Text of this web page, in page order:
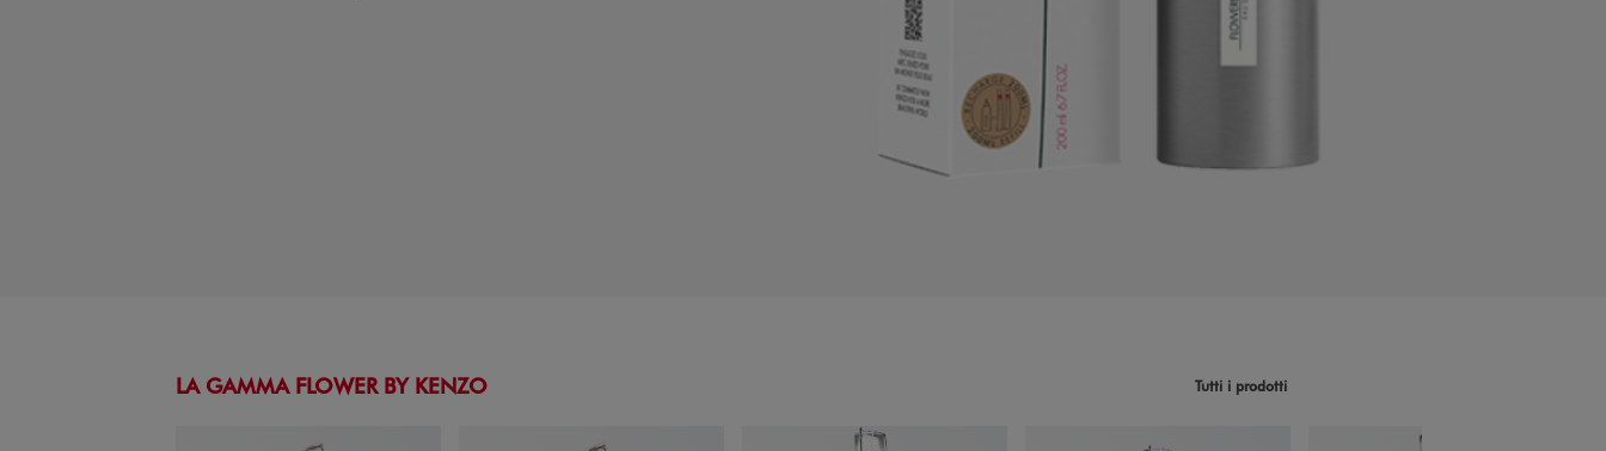
LA GAMMA FLOWER BY KENZO Tutti i prodotti